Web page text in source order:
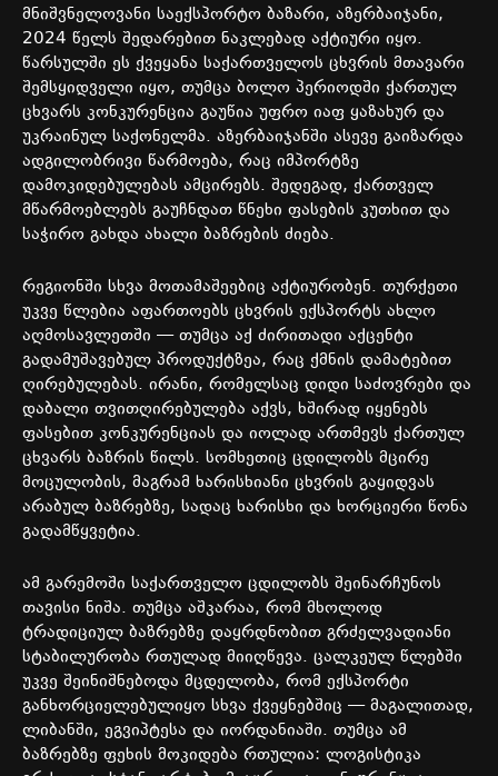
მნიშვნელოვანი საექსპორტო ბაზარი, აზერბაიჯანი,
2024 წელს შედარებით ნაკლებად აქტიური იყო.
წარსულში ეს ქვეყანა საქართველოს ცხვრის მთავარი
შემსყიდველი იყო, თუმცა ბოლო პერიოდში ქართულ
ცხვარს კონკურენცია გაუწია უფრო იაფ ყაზახურ და
უკრაინულ საქონელმა. აზერბაიჯანში ასევე გაიზარდა
ადგილობრივი წარმოება, რაც იმპორტზე
დამოკიდებულებას ამცირებს. შედეგად, ქართველ
მწარმოებლებს გაუჩნდათ წნეხი ფასების კუთხით და
საჭირო გახდა ახალი ბაზრების ძიება.
რეგიონში სხვა მოთამაშეებიც აქტიურობენ. თურქეთი
უკვე წლებია აფართოებს ცხვრის ექსპორტს ახლო
აღმოსავლეთში — თუმცა აქ ძირითადი აქცენტი
გადამუშავებულ პროდუქტზეა, რაც ქმნის დამატებით
ღირებულებას. ირანი, რომელსაც დიდი საძოვრები და
დაბალი თვითღირებულება აქვს, ხშირად იყენებს
ფასებით კონკურენციას და იოლად ართმევს ქართულ
ცხვარს ბაზრის წილს. სომხეთიც ცდილობს მცირე
მოცულობის, მაგრამ ხარისხიანი ცხვრის გაყიდვას
არაბულ ბაზრებზე, სადაც ხარისხი და ხორციერი წონა
გადამწყვეტია.
ამ გარემოში საქართველო ცდილობს შეინარჩუნოს
თავისი ნიშა. თუმცა აშკარაა, რომ მხოლოდ
ტრადიციულ ბაზრებზე დაყრდნობით გრძელვადიანი
სტაბილურობა რთულად მიიღწევა. ცალკეულ წლებში
უკვე შეინიშნებოდა მცდელობა, რომ ექსპორტი
განხორციელებულიყო სხვა ქვეყნებშიც — მაგალითად,
ლიბანში, ეგვიპტესა და იორდანიაში. თუმცა ამ
ბაზრებზე ფეხის მოკიდება რთულია: ლოგისტიკა